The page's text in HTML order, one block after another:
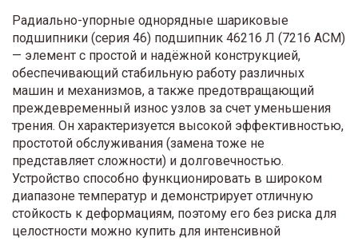
Радиально-упорные однорядные шариковые
подшипники (серия 46) подшипник 46216 Л (7216 ACМ)
— элемент с простой и надёжной конструкцией,
обеспечивающий стабильную работу различных
машин и механизмов, а также предотвращающий
преждевременный износ узлов за счет уменьшения
трения. Он характеризуется высокой эффективностью,
простотой обслуживания (замена тоже не
представляет сложности) и долговечностью.
Устройство способно функционировать в широком
диапазоне температур и демонстрирует отличную
стойкость к деформациям, поэтому его без риска для
целостности можно купить для интенсивной